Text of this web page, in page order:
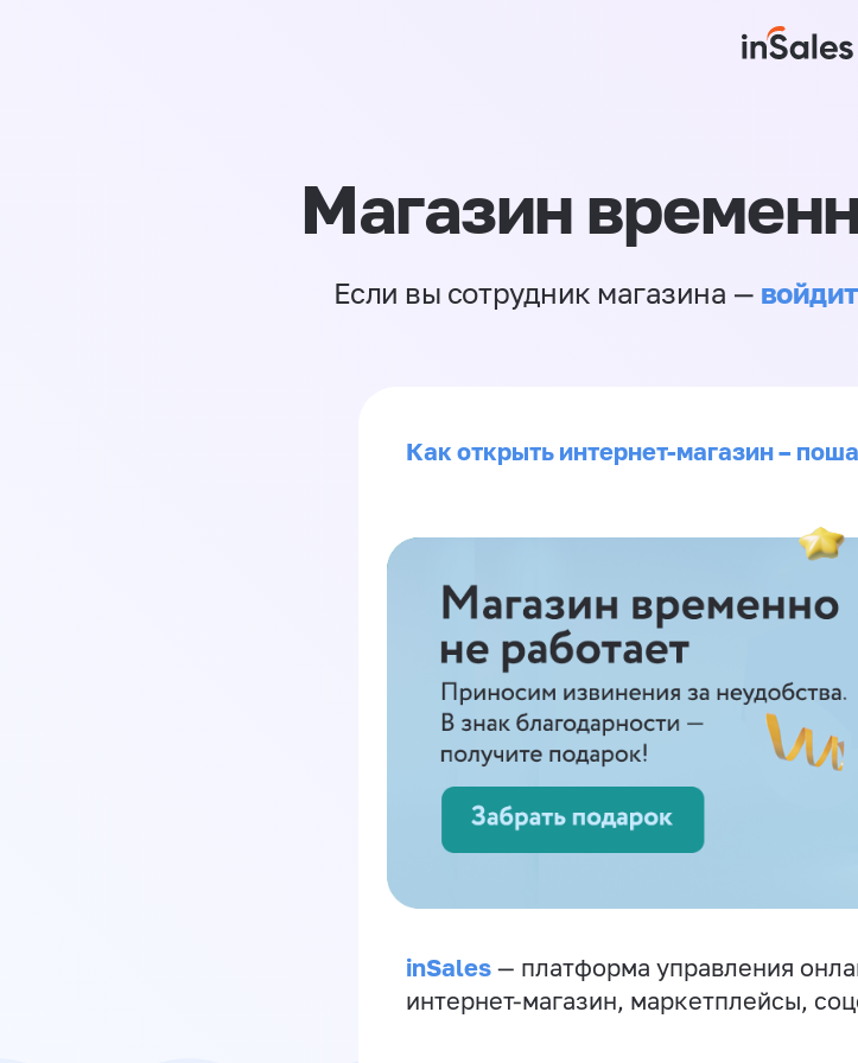
Магазин
Если вы сотрудник магазина —
Как открыть интернет-магазин –
inSales — платформа управления
интернет-магазин, маркетплейсы,